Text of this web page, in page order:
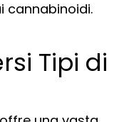
cannabinoidi.
Tipi di